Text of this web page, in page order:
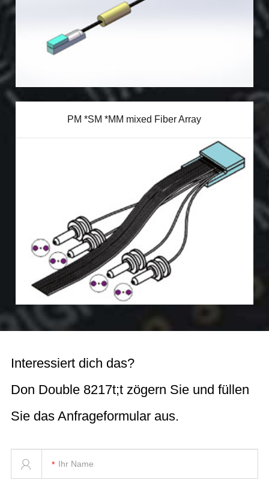
PM *SM *MM mixed Fiber Array
Interessiert dich das?
Don Double 8217t;t zögern Sie und füllen
Sie das Anfrageformular aus.